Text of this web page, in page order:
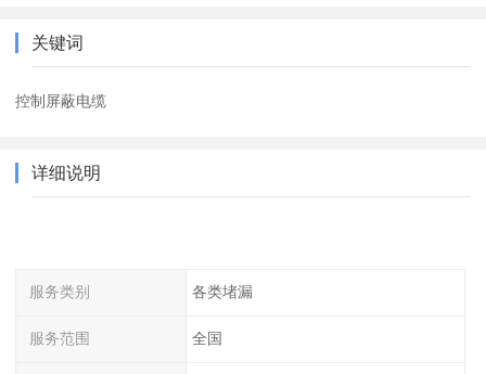
关键词
控制屏蔽电缆
详细说明
服务类别 各类堵漏
服务范围 全国